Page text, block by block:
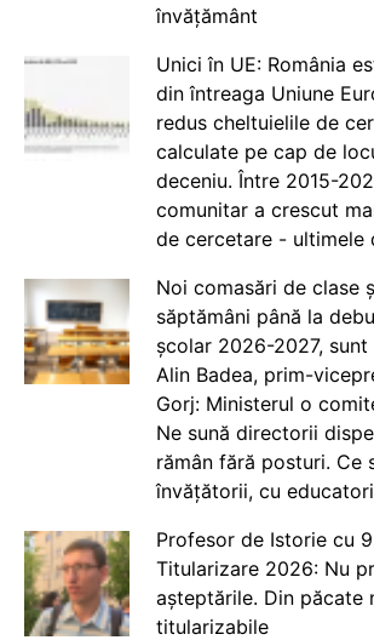
învățământ
Unici în UE: România
din întreaga Uniune
redus cheltuielile de
calculate pe cap de
deceniu. Între 2015-
comunitar a crescut
de cercetare - ultimele
Noi comasări de clase
săptămâni până la
școlar 2026-2027, sunt
Alin Badea, prim-
Gorj: Ministerul o
Ne sună directorii
rămân fără posturi. Ce
învățătorii, cu
Profesor de Istorie cu
Titularizare 2026: Nu
așteptările. Din păcate
titularizabile